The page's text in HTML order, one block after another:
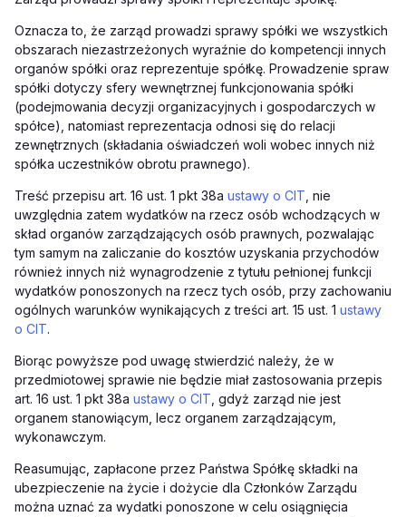
Oznacza to, że zarząd prowadzi sprawy spółki we wszystkich
obszarach niezastrzeżonych wyraźnie do kompetencji innych
organów spółki oraz reprezentuje spółkę. Prowadzenie spraw
spółki dotyczy sfery wewnętrznej funkcjonowania spółki
(podejmowania decyzji organizacyjnych i gospodarczych w
spółce), natomiast reprezentacja odnosi się do relacji
zewnętrznych (składania oświadczeń woli wobec innych niż
spółka uczestników obrotu prawnego).
Treść przepisu art. 16 ust. 1 pkt 38a ustawy o CIT , nie
uwzględnia zatem wydatków na rzecz osób wchodzących w
skład organów zarządzających osób prawnych, pozwalając
tym samym na zaliczanie do kosztów uzyskania przychodów
również innych niż wynagrodzenie z tytułu pełnionej funkcji
wydatków ponoszonych na rzecz tych osób, przy zachowaniu
ogólnych warunków wynikających z treści art. 15 ust. 1 ustawy
o CIT.
Biorąc powyższe pod uwagę stwierdzić należy, że w
przedmiotowej sprawie nie będzie miał zastosowania przepis
art. 16 ust. 1 pkt 38a ustawy o CIT , gdyż zarząd nie jest
organem stanowiącym, lecz organem zarządzającym,
wykonawczym.
Reasumując, zapłacone przez Państwa Spółkę składki na
ubezpieczenie na życie i dożycie dla Członków Zarządu
można uznać za wydatki ponoszone w celu osiągnięcia